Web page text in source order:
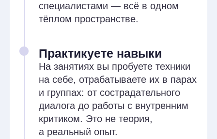
Научитесь работать
с ценностями, ставить цели
и выстраивать реалистичные
планы